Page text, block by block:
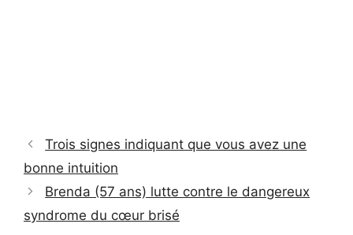
Trois signes indiquant que vous avez une
bonne intuition
Brenda (57 ans) lutte contre le dangereux
syndrome du cœur brisé